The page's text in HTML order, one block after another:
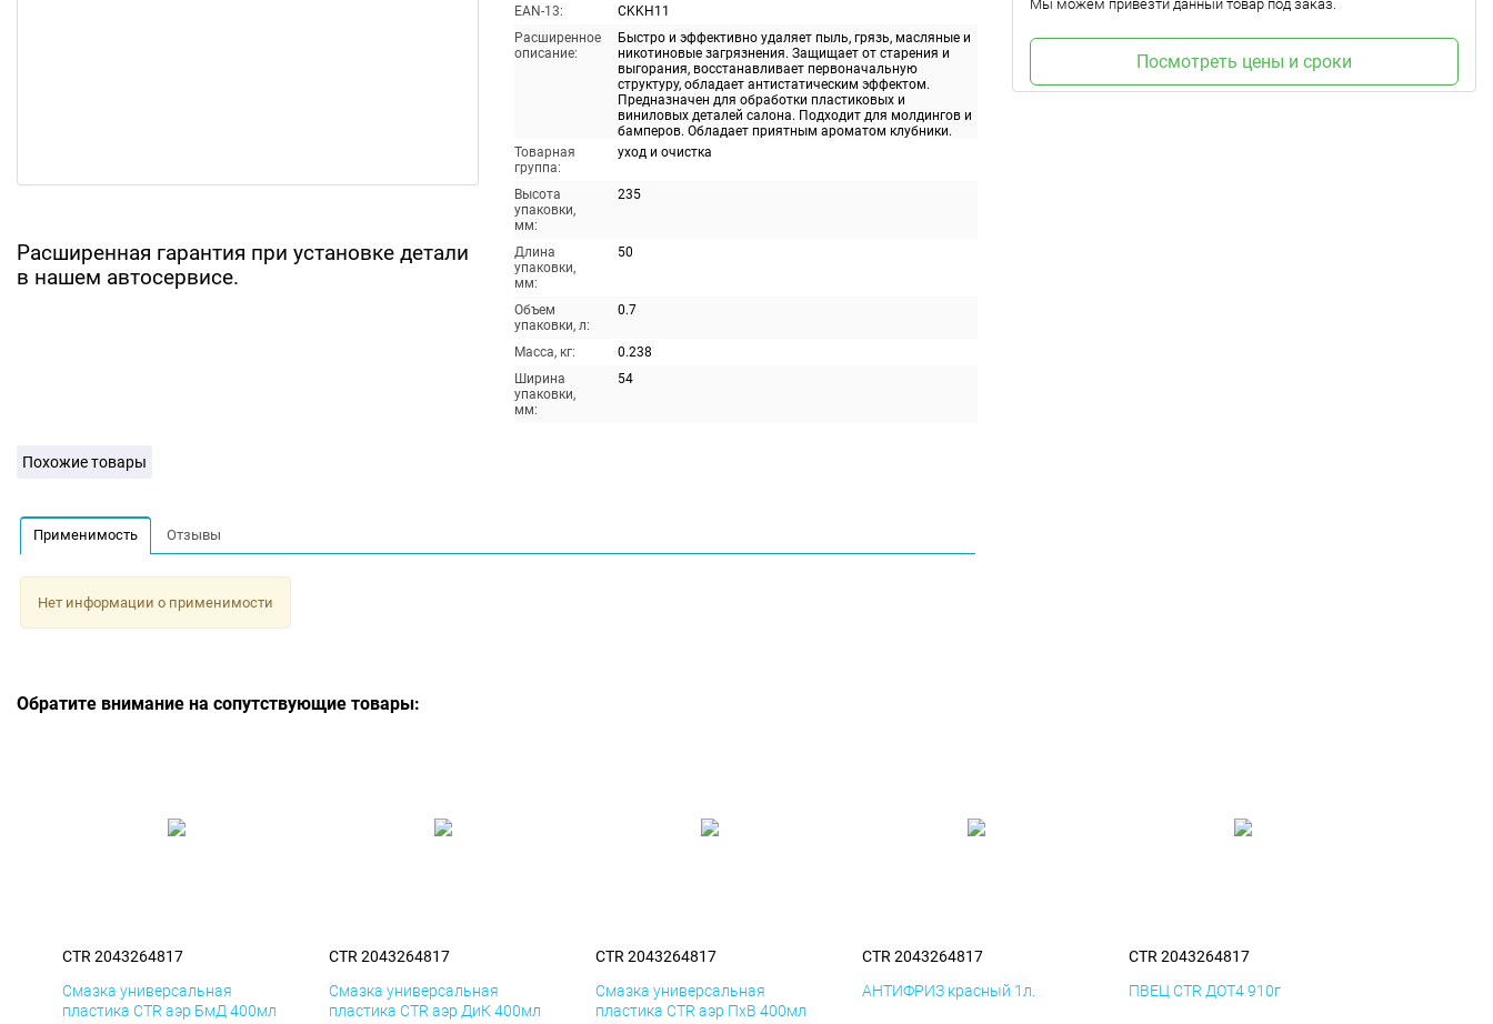
Расширенная гарантия при установке детали
в нашем автосервисе.
EAN-13:
CKKH11
Расширенное
описание:
Быстро и эффективно удаляет пыль, грязь, масляные и
никотиновые загрязнения. Защищает от старения и
выгорания, восстанавливает первоначальную
структуру, обладает антистатическим эффектом.
Предназначен для обработки пластиковых и
виниловых деталей салона. Подходит для молдингов и
бамперов. Обладает приятным ароматом клубники.
Товарная
группа:
уход и очистка
Высота
упаковки,
мм:
235
Длина
упаковки,
мм:
50
Объем
упаковки, л:
0.7
Масса, кг:
0.238
Ширина
упаковки,
мм:
54
Мы можем привезти данный товар под заказ.
Посмотреть цены и сроки
Похожие товары
Применимость Отзывы
Нет информации о применимости
Обратите внимание на сопутствующие товары:
CTR 2043264817
Смазка универсальная
пластика CTR аэр БмД 400мл
CTR 2043264817
Смазка универсальная
пластика CTR аэр ДиК 400мл
CTR 2043264817
Смазка универсальная
пластика CTR аэр ПхВ 400мл
CTR 2043264817
АНТИФРИЗ красный 1л.
CTR 2043264817
ПВЕЦ CTR ДОТ4 910г